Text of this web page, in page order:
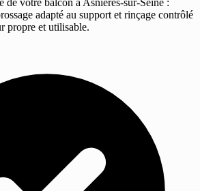
adapté au support et rinçage contrôlé
propre et utilisable.